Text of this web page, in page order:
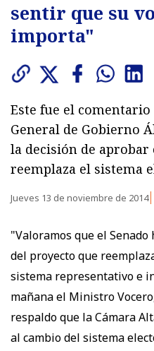
sentir que su
importa"
Este fue el
General de Gobierno
la decisión de aprobar
reemplaza el sistema
Jueves 13 de noviembre de 2014
"Valoramos que el
del proyecto que
sistema representativo e
mañana el Ministro
respaldo que la Cámara
al cambio del sistema